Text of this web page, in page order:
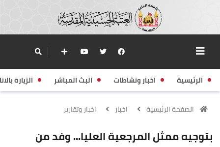
الرئيسية اخبار ونشاطات البث المباشر الزيارة
الصفحة الرئيسية اخبار اخبار وتقارير
بتوجيه ممثل المرجعية العليا... وفد من